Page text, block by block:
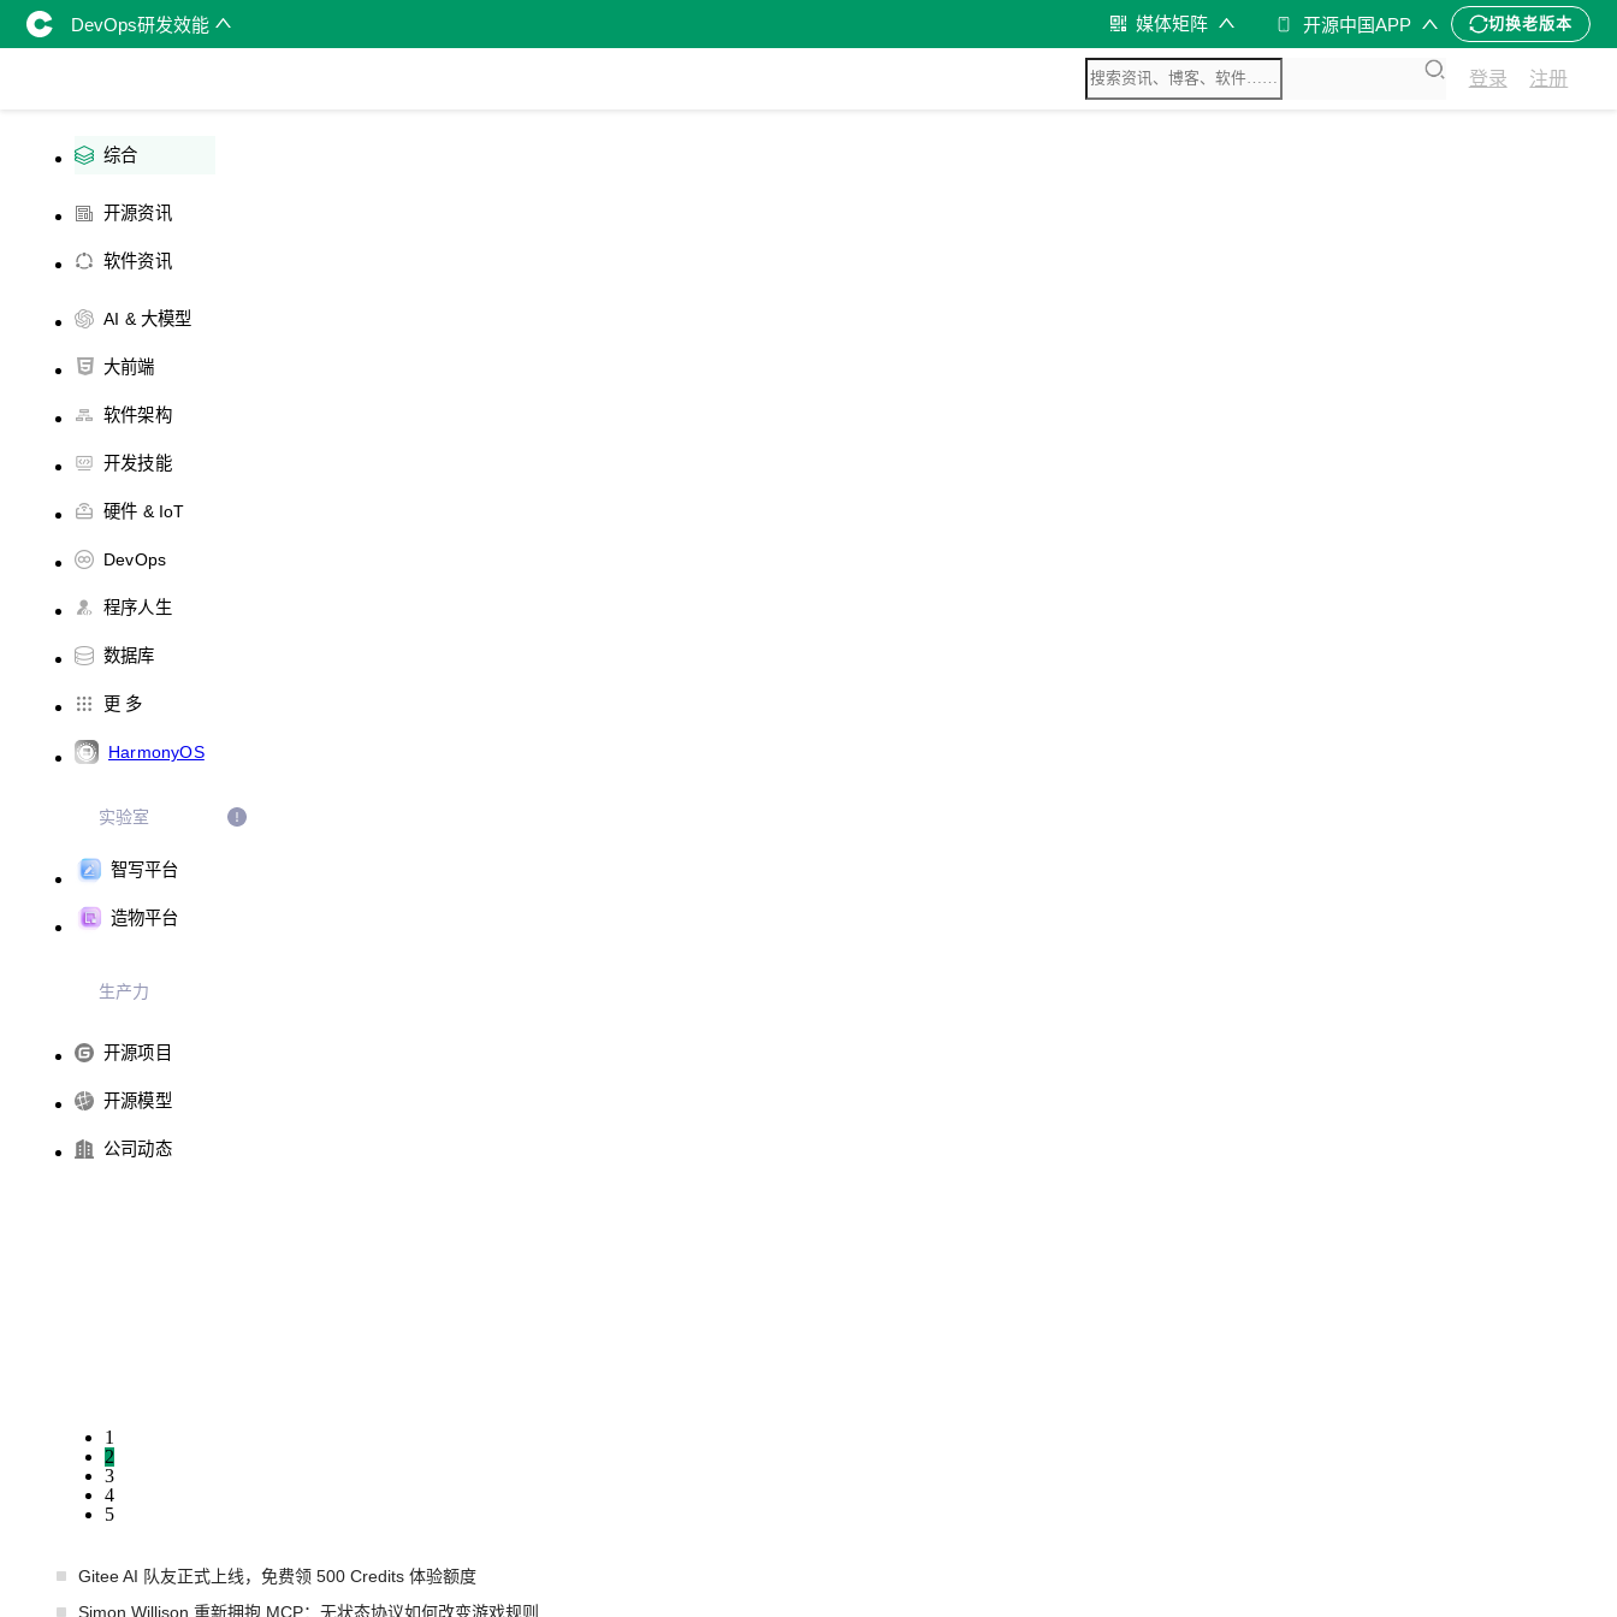
DevOps研发效能 媒体矩阵 开源中国APP 切换老版本
登录 注册
综合
开源资讯
软件资讯
AI & 大模型
大前端
软件架构
开发技能
硬件 & IoT
DevOps
程序人生
数据库
更 多
HarmonyOS
实验室
智写平台
造物平台
生产力
开源项目
开源模型
公司动态
1
2
3
4
5
Gitee AI 队友正式上线，免费领 500 Credits 体验额度
Simon Willison 重新拥抱 MCP：无状态协议如何改变游戏规则